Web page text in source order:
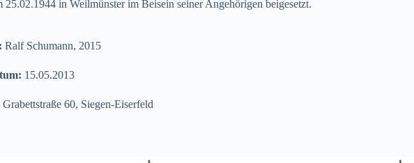
25.02.1944 in Weilmünster im Beisein seiner Angehörigen beigesetzt.
Ralf Schumann, 2015
15.05.2013
Grabettstraße 60, Siegen-Eiserfeld